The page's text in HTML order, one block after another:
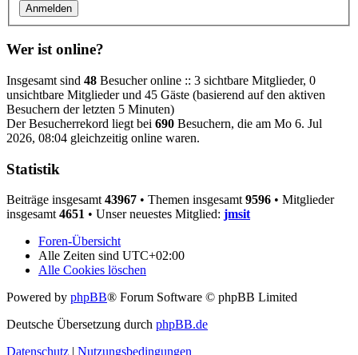
Wer ist online?
Insgesamt sind 48 Besucher online :: 3 sichtbare Mitglieder, 0
unsichtbare Mitglieder und 45 Gäste (basierend auf den aktiven
Besuchern der letzten 5 Minuten)
Der Besucherrekord liegt bei 690 Besuchern, die am Mo 6. Jul
2026, 08:04 gleichzeitig online waren.
Statistik
Beiträge insgesamt 43967 • Themen insgesamt 9596 • Mitglieder
insgesamt 4651 • Unser neuestes Mitglied: jmsit
Foren-Übersicht
Alle Zeiten sind UTC+02:00
Alle Cookies löschen
Powered by phpBB® Forum Software © phpBB Limited
Deutsche Übersetzung durch phpBB.de
Datenschutz | Nutzungsbedingungen